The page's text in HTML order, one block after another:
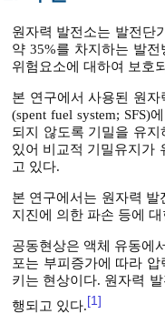
원자력 발전소는 발전단
약 35%를 차지하는 발
위험요소에 대하여 보호
본 연구에서 사용된 원
(spent fuel system; SFS)
되지 않도록 기밀을 유
있어 비교적 기밀유지가
고 있다.
본 연구에서는 원자력
지진에 의한 파손 등에
공동현상은 액체 유동에
포는 부피증가에 따라
키는 현상이다. 원자력
행되고 있다.[1]